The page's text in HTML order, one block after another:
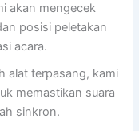
akan mengecek
posisi peletakan
acara.
alat terpasang, kami
memastikan suara
sinkron.